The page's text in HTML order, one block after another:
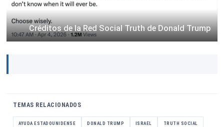
Créditos de la Red Social Truth de Donald Trump
TEMAS RELACIONADOS
AYUDA ESTADOUNIDENSE DONALD TRUMP ISRAEL TRUTH SOCIAL